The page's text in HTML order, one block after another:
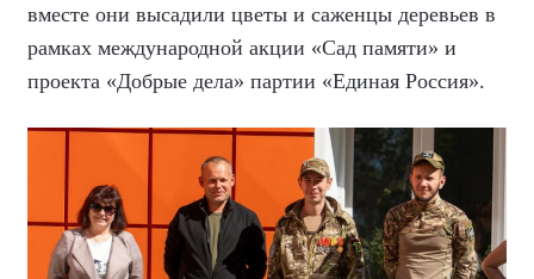
вместе они высадили цветы и саженцы деревьев в
рамках международной акции «Сад памяти» и
проекта «Добрые дела» партии «Единая Россия».